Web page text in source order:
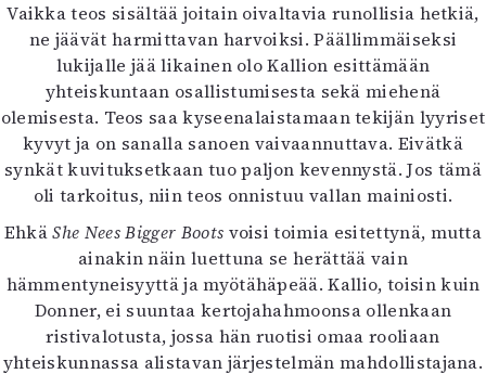
Vaikka teos sisältää joitain oivaltavia runollisia hetkiä,
ne jäävät harmittavan harvoiksi. Päällimmäiseksi
lukijalle jää likainen olo Kallion esittämään
yhteiskuntaan osallistumisesta sekä miehenä
olemisesta. Teos saa kyseenalaistamaan tekijän lyyriset
kyvyt ja on sanalla sanoen vaivaannuttava. Eivätkä
synkät kuvituksetkaan tuo paljon kevennystä. Jos tämä
oli tarkoitus, niin teos onnistuu vallan mainiosti.
EhkäShe Nees Bigger Boots voisi toimia esitettynä, mutta
ainakin näin luettuna se herättää vain
hämmentyneisyyttä ja myötähäpeää. Kallio, toisin kuin
Donner, ei suuntaa kertojahahmoonsa ollenkaan
ristivalotusta, jossa hän ruotisi omaa rooliaan
yhteiskunnassa alistavan järjestelmän mahdollistajana.